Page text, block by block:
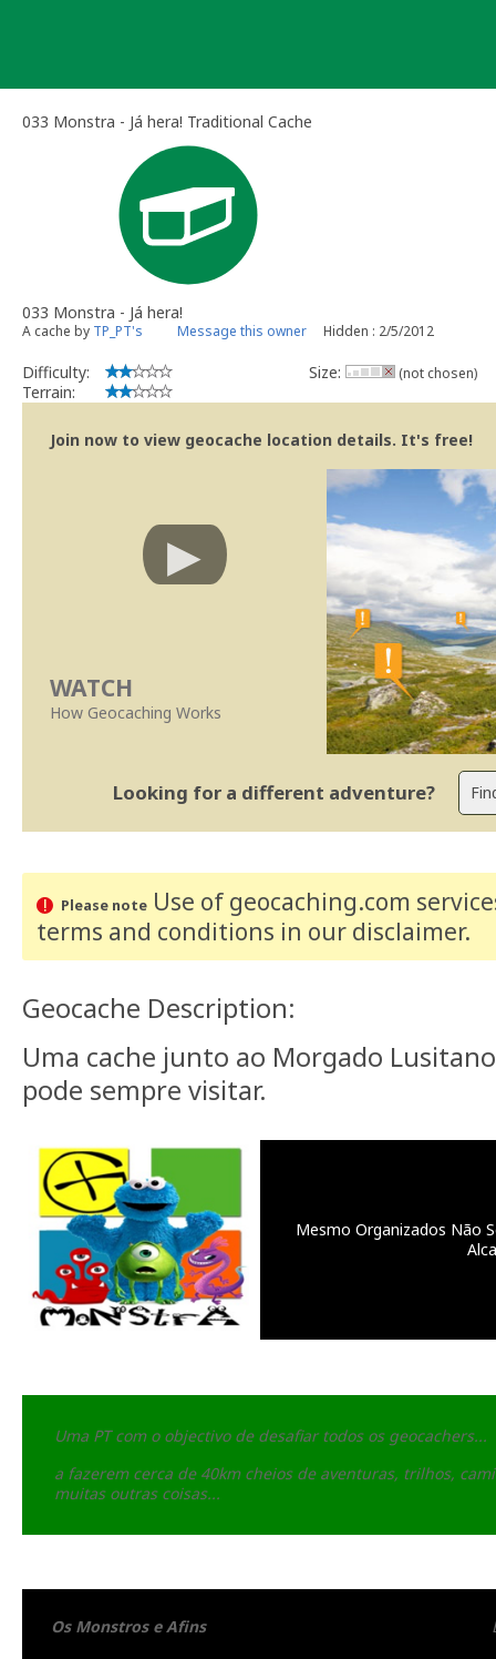
033 Monstra - Já hera! Traditional Cache
033 Monstra - Já hera!
A cache by TP_PT's Message this owner Hidden : 2/5/2012
Difficulty:
Terrain:
Size: (not chosen)
Join now to view geocache location details. It's free!
WATCH
How Geocaching Works
Looking for a different adventure?
Please noteUse of geocaching.com
terms and conditions in our disclaimer.
Geocache Description:
Uma cache junto ao Morgado
pode sempre visitar.
Mesmo Organizados Não
Uma PT com o objectivo de desafiar todos os geocachers...
a fazerem cerca de 40km cheios de aventuras, trilhos,
muitas outras coisas...
Os Monstros e Afins